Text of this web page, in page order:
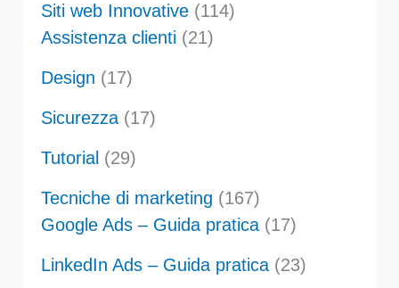
Siti web Innovative(114)
Assistenza clienti(21)
Design (17)
Sicurezza(17)
Tutorial (29)
Tecniche di marketing (167)
Google Ads – Guida pratica(17)
LinkedIn Ads – Guida pratica(23)